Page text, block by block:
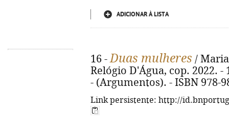
ADICIONAR À LISTA
16 -Duas mulheres /
Relógio D'Água, cop. 2022.
- (Argumentos). - ISBN 978-
Link persistente: http://